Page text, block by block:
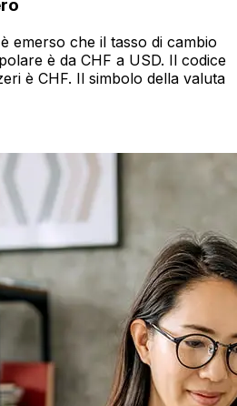
emerso che il tasso di cambio
è da CHF a USD. Il codice
è CHF. Il simbolo della valuta